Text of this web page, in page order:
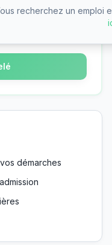
pour
démarches
recherchez un emploi